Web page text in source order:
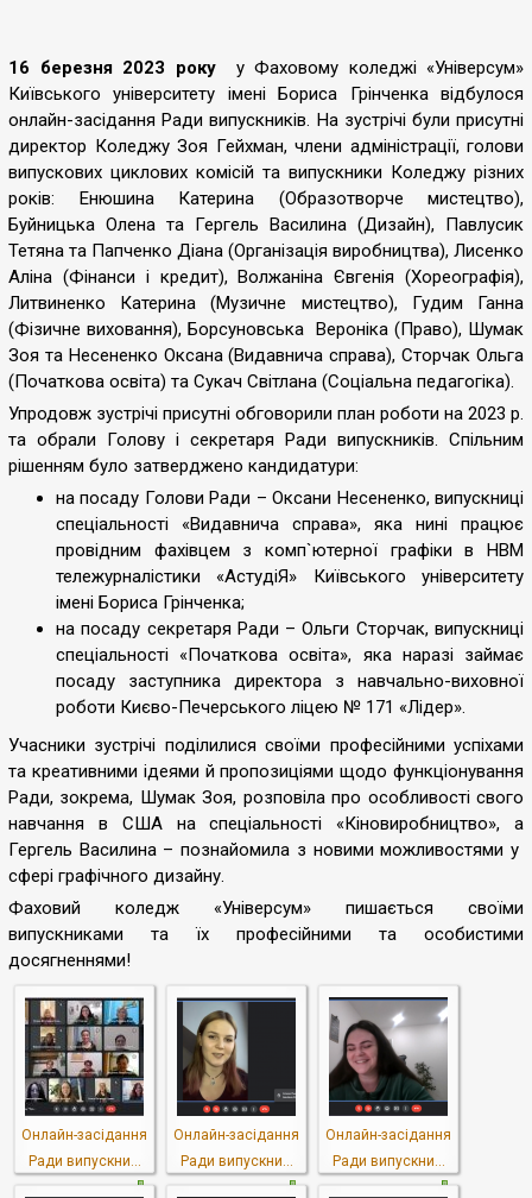
16 березня 2023 рокуу Фаховому коледжі «Універсум»
Київського університету імені Бориса Грінченка відбулося
онлайн-засідання Ради випускників. На зустрічі були присутні
директор Коледжу Зоя Гейхман, члени адміністрації, голови
випускових циклових комісій та випускники Коледжу різних
років: Енюшина Катерина (Образотворче мистецтво),
Буйницька Олена та Гергель Василина (Дизайн), Павлусик
Тетяна та Папченко Діана (Організація виробництва), Лисенко
Аліна (Фінанси і кредит), Волжаніна Євгенія (Хореографія),
Литвиненко Катерина (Музичне мистецтво), Гудим Ганна
(Фізичне виховання), Борсуновська Вероніка (Право), Шумак
Зоя та Несененко Оксана (Видавнича справа), Сторчак Ольга
(Початкова освіта) та Сукач Світлана (Соціальна педагогіка).
Упродовж зустрічі присутні обговорили план роботи на 2023 р.
та обрали Голову і секретаря Ради випускників. Спільним
рішенням було затверджено кандидатури:
на посаду Голови Ради – Оксани Несененко, випускниці
спеціальності «Видавнича справа», яка нині працює
провідним фахівцем з комп`ютерної графіки в НВМ
тележурналістики «АстудіЯ» Київського університету
імені Бориса Грінченка;
на посаду секретаря Ради – Ольги Сторчак, випускниці
спеціальності «Початкова освіта», яка наразі займає
посаду заступника директора з навчально-виховної
роботи Києво-Печерського ліцею № 171 «Лідер».
Учасники зустрічі поділилися своїми професійними успіхами
та креативними ідеями й пропозиціями щодо функціонування
Ради, зокрема, Шумак Зоя, розповіла про особливості свого
навчання в США на спеціальності «Кіновиробництво», а
Гергель Василина – познайомила з новими можливостями у
сфері графічного дизайну.
Фаховий коледж «Універсум» пишається своїми
випускниками та їх професійними та особистими
досягненнями!
Онлайн-засідання
Ради випускни...
Онлайн-засідання
Ради випускни...
Онлайн-засідання
Ради випускни...